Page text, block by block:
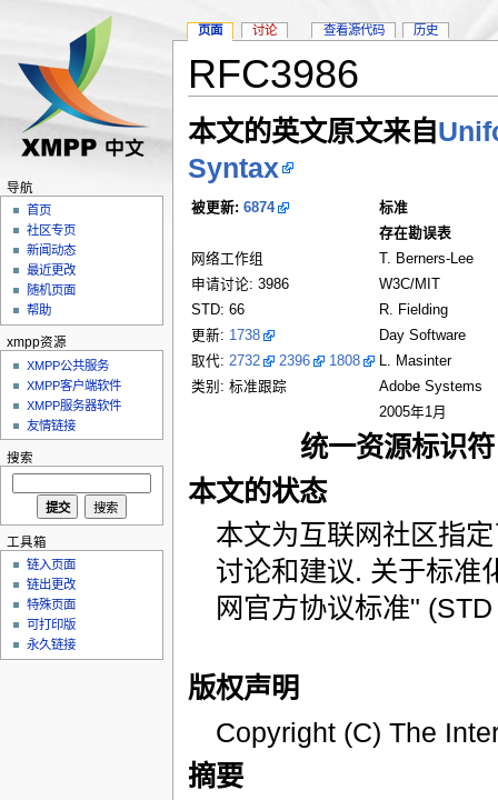
RFC3986
本文的英文原文来自
Syntax
被更新: 6874
标准
存在勘误表
网络工作组
T. Berners-Lee
申请讨论: 3986
W3C/MIT
STD: 66
R. Fielding
更新: 1738
Day Software
取代: 2732 2396 1808
L. Masinter
类别: 标准跟踪
Adobe Systems
2005年1月
统一资源标识
本文的状态
本文为互联网社区指
讨论和建议. 关于标准
网官方协议标准"
版权声明
Copyright (C) The
摘要
页面 讨论 查看源代码 历史
导航
首页
社区专页
新闻动态
最近更改
随机页面
帮助
xmpp资源
XMPP公共服务
XMPP客户端软件
XMPP服务器软件
友情链接
搜索
工具箱
链入页面
链出更改
特殊页面
可打印版
永久链接